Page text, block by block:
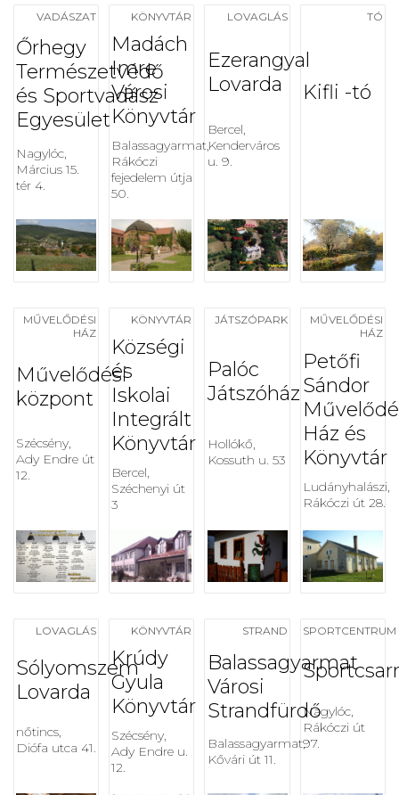
VADÁSZAT
Őrhegy
Természetvédő
és Sportvadász
Egyesület
Nagylóc,
Március 15.
tér 4.
KÖNYVTÁR
Madách
Imre
Városi
Könyvtár
Balassagyarmat,
Rákóczi
fejedelem útja
50.
LOVAGLÁS
Ezerangyal
Lovarda
Bercel,
Kenderváros
u. 9.
TÓ
Kifli -tó
MŰVELŐDÉSI
HÁZ
Művelődési
központ
Szécsény,
Ady Endre út
12.
KÖNYVTÁR
Községi
és
Iskolai
Integrált
Könyvtár
Bercel,
Széchenyi út
3
JÁTSZÓPARK
Palóc
Játszóház
Hollókő,
Kossuth u. 53
MŰVELŐDÉSI
HÁZ
Petőfi
Sándor
Ház és
Könyvtár
Ludányhalászi,
Rákóczi út 28.
LOVAGLÁS
Sólyomszem
Lovarda
nőtincs,
Diófa utca 41.
KÖNYVTÁR
Krúdy
Gyula
Könyvtár
Szécsény,
Ady Endre u.
12.
STRAND
Balassagyarmat
Városi
Strandfürdő
Balassagyarmat,
Kővári út 11.
SPORTCENTRUM
Nagylóc,
Rákóczi út
97.